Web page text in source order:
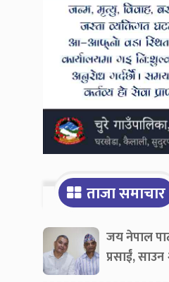
ताजा समाचार
जय नेपाल
प्रसाईं,